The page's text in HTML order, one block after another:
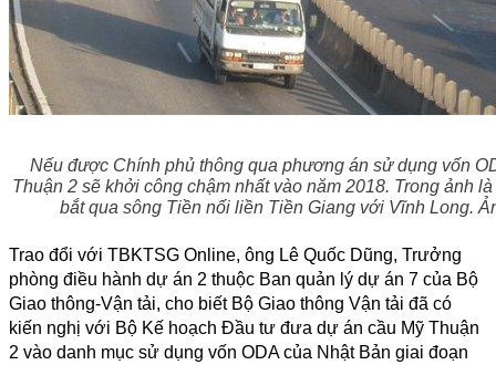
Nếu được Chính phủ thông qua phương án sử dụng vốn
Thuận 2 sẽ khởi công chậm nhất vào năm 2018. Trong ảnh
bắt qua sông Tiền nối liền Tiền Giang với Vĩnh Long.
Trao đổi với TBKTSG Online, ông Lê Quốc Dũng, Trưởng
phòng điều hành dự án 2 thuộc Ban quản lý dự án 7 của Bộ
Giao thông-Vận tải, cho biết Bộ Giao thông Vận tải đã có
kiến nghị với Bộ Kế hoạch Đầu tư đưa dự án cầu Mỹ Thuận
2 vào danh mục sử dụng vốn ODA của Nhật Bản giai đoạn